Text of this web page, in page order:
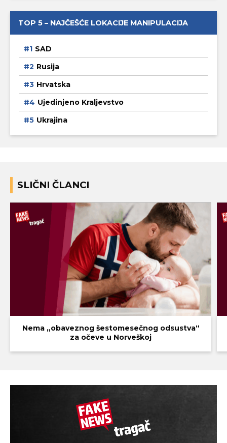
TOP 5 – NAJČEŠĆE LOKACIJE MANIPULACIJA
SAD
Rusija
Hrvatska
Ujedinjeno Kraljevstvo
Ukrajina
SLIČNI ČLANCI
Nema „obaveznog šestomesečnog odsustva“
za očeve u Norveškoj